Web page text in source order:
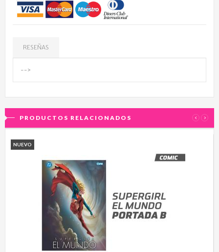
RESEÑAS
-->
PRODUCTOS RELACIONADOS ‹ ›
NUEVO